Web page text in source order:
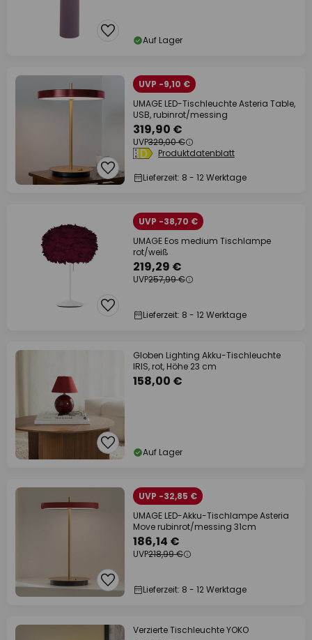
Auf Lager
UVP -9,10 €
UMAGE LED-Tischleuchte Asteria Table,
USB, rubinrot/messing
319,90 €
UVP329,00 €
Produktdatenblatt
Lieferzeit: 8 - 12 Werktage
UVP -38,70 €
UMAGE Eos medium Tischlampe
rot/weiß
219,29 €
UVP257,99 €
Lieferzeit: 8 - 12 Werktage
Globen Lighting Akku-Tischleuchte
IRIS, rot, Höhe 23 cm
158,00 €
Auf Lager
UVP -32,85 €
UMAGE LED-Akku-Tischlampe Asteria
Move rubinrot/messing 31cm
186,14 €
UVP218,99 €
Lieferzeit: 8 - 12 Werktage
Verzierte Tischleuchte YOKO